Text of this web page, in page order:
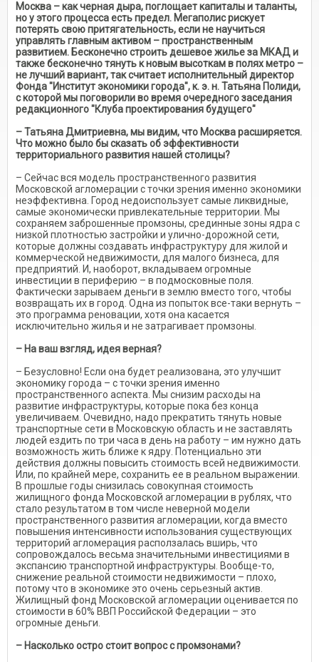
Москва – как черная дыра, поглощает капиталы и таланты,
но у этого процесса есть предел. Мегаполис рискует
потерять свою притягательность, если не научиться
управлять главным активом – пространственным
развитием. Бесконечно строить дешевое жилье за МКАД и
также бесконечно тянуть к новым высоткам в полях метро –
не лучший вариант, так считает исполнительный директор
Фонда "Институт экономики города", к. э. н. Татьяна Полиди,
с которой мы поговорили во время очередного заседания
редакционного "Клуба проектирования будущего"
– Татьяна Дмитриевна, мы видим, что Москва расширяется.
Что можно было бы сказать об эффективности
территориального развития нашей столицы?
– Сейчас вся модель пространственного развития
Московской агломерации с точки зрения именно экономики
неэффективна. Город недоиспользует самые ликвидные,
самые экономически привлекательные территории. Мы
сохраняем заброшенные промзоны, срединные зоны ядра с
низкой плотностью застройки и улично-дорожной сети,
которые должны создавать инфраструктуру для жилой и
коммерческой недвижимости, для малого бизнеса, для
предприятий. И, наоборот, вкладываем огромные
инвестиции в периферию – в подмосковные поля.
Фактически зарываем деньги в землю вместо того, чтобы
возвращать их в город. Одна из попыток все-таки вернуть –
это программа реновации, хотя она касается
исключительно жилья и не затрагивает промзоны.
– На ваш взгляд, идея верная?
– Безусловно! Если она будет реализована, это улучшит
экономику города – с точки зрения именно
пространственного аспекта. Мы снизим расходы на
развитие инфраструктуры, которые пока без конца
увеличиваем. Очевидно, надо прекратить тянуть новые
транспортные сети в Московскую область и не заставлять
людей ездить по три часа в день на работу – им нужно дать
возможность жить ближе к ядру. Потенциально эти
действия должны повысить стоимость всей недвижимости.
Или, по крайней мере, сохранить ее в реальном выражении.
В прошлые годы снизилась совокупная стоимость
жилищного фонда Московской агломерации в рублях, что
стало результатом в том числе неверной модели
пространственного развития агломерации, когда вместо
повышения интенсивности использования существующих
территорий агломерация расползалась вширь, что
сопровождалось весьма значительными инвестициями в
экспансию транспортной инфраструктуры. Вообще-то,
снижение реальной стоимости недвижимости – плохо,
потому что в экономике это очень серьезный актив.
Жилищный фонд Московской агломерации оценивается по
стоимости в 60% ВВП Российской Федерации – это
огромные деньги.
– Насколько остро стоит вопрос с промзонами?